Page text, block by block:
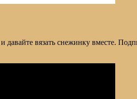
давайте вязать снежинку вместе.